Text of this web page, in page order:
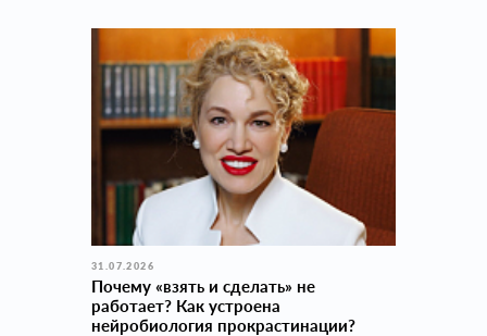
31.07.2026
Почему «взять и сделать» не
работает? Как устроена
нейробиология прокраcтинации?